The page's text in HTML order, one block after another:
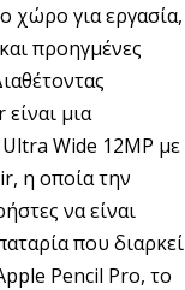
χώρο για εργασία,
προηγμένες
μια
Wide 12MP με
η οποία την
να είναι
που διαρκεί
Pencil Pro, το